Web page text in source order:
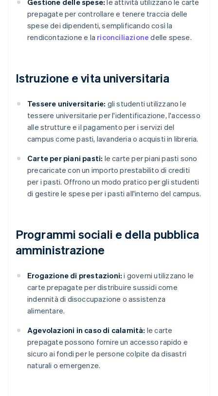
Gestione delle spese: le attività utilizzano le carte
prepagate per controllare e tenere traccia delle
spese dei dipendenti, semplificando così la
rendicontazione e la riconciliazione delle spese.
Istruzione e vita universitaria
Tessere universitarie: gli studenti utilizzano le
tessere universitarie per l'identificazione, l'accesso
alle strutture e il pagamento per i servizi del
campus come pasti, lavanderia o acquisti in libreria.
Carte per piani pasti: le carte per piani pasti sono
precaricate con un importo prestabilito di crediti
per i pasti. Offrono un modo pratico per gli studenti
di gestire le spese per i pasti all'interno del campus.
Programmi sociali e della pubblica
amministrazione
Erogazione di prestazioni: i governi utilizzano le
carte prepagate per distribuire sussidi come
indennità di disoccupazione o assistenza
alimentare.
Agevolazioni in caso di calamità: le carte
prepagate possono fornire un accesso rapido e
sicuro ai fondi per le persone colpite da disastri
naturali o emergenze.